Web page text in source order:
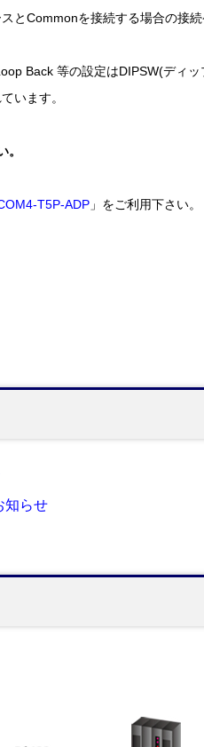
とCommonを接続する場合の接
Back 等の設定はDIPSW(ディッ
います。
。
T5P-ADP 」をご利用下さい。
知らせ